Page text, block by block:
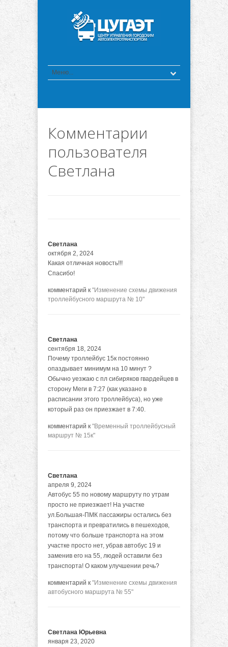
Комментарии
пользователя
Светлана
Светлана
октября 2, 2024
Какая отличная новость!!!
Спасибо!
комментарий к "Изменение схемы движения
троллейбусного маршрута № 10"
Светлана
сентября 18, 2024
Почему троллейбус 15к постоянно
опаздывает минимум на 10 минут ?
Обычно уезжаю с пл сибиряков гвардейцев в
сторону Меги в 7:27 (как указано в
расписании этого троллейбуса), но уже
который раз он приезжает в 7:40.
комментарий к "Временный троллейбусный
маршрут № 15к"
Светлана
апреля 9, 2024
Автобус 55 по новому маршруту по утрам
просто не приезжает! На участке
ул.Большая-ПМК пассажиры остались без
транспорта и превратились в пешеходов,
потому что больше транспорта на этом
участке просто нет, убрав автобус 19 и
заменив его на 55, людей оставили без
транспорта! О каком улучшении речь?
комментарий к "Изменение схемы движения
автобусного маршрута № 55"
Светлана Юрьевна
января 23, 2020